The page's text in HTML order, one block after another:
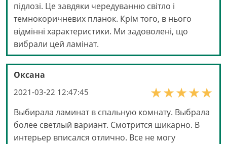
підлозі. Це завдяки чередуванню світло і
темнокоричневих планок. Крім того, в нього
відмінні характеристики. Ми задоволені, що
вибрали цей ламінат.
Оксана
2021-03-22 12:47:45
Выбирала ламинат в спальную комнату. Выбрала
более светлый вариант. Смотрится шикарно. В
интерьер вписался отлично. Все не могу